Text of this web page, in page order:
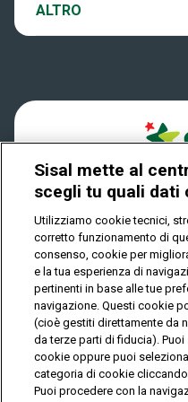
Play Your Date
Dove si gioca
Quanto si vince
Come riscuotere
ALTRO
Notifiche
Privacy
IL GIOCO È VIETATO
© Copyright Sisal
Privacy
Sisal mette al
scegli tu quali dati
Utilizziamo cookie tecnici,
corretto funzionamento di
consenso, cookie per
e la tua esperienza di
pertinenti in base alle tue
navigazione. Questi cookie
(cioè gestiti direttamente da
da terze parti di fiducia).
cookie oppure puoi
categoria di cookie
Puoi procedere con la